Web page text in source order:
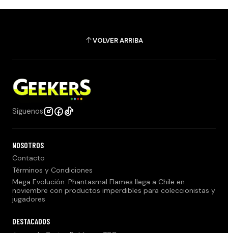
VOLVER ARRIBA
Síguenos
NOSOTROS
Contacto
Términos y Condiciones
Mega Evolución: Phantasmal Flames llega a Chile en
noviembre con productos imperdibles para coleccionistas y
jugadores
DESTACADOS